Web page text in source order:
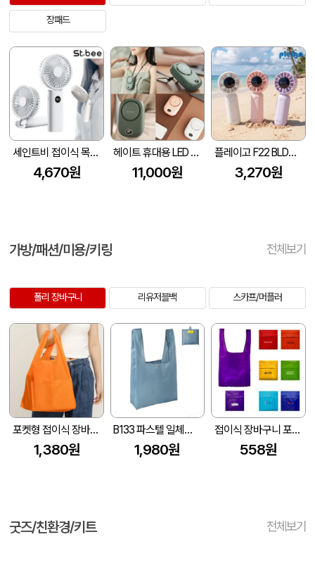
장패드
세인트비 접이식 목걸이 선풍기 LED 숫자표시 목스트랩증정
4,670원
헤이트 휴대용 LED 3단 조절 선풍기
11,000원
플레이고 F22 BLDC모터 저소음 미니 선풍기
3,270원
가방/패션/미용/키링 전체보기
폴리 장바구니 리유저블백 스카프/머플러
포켓형 접이식 장바구니(3색) (320x100x530mm)
1,380원
B133 파스텔 일체형 바쿠백 장바구니 시장가방
1,980원
접이식 장바구니 포켓가방 (중형 무지)
558원
굿즈/친환경/키트 전체보기